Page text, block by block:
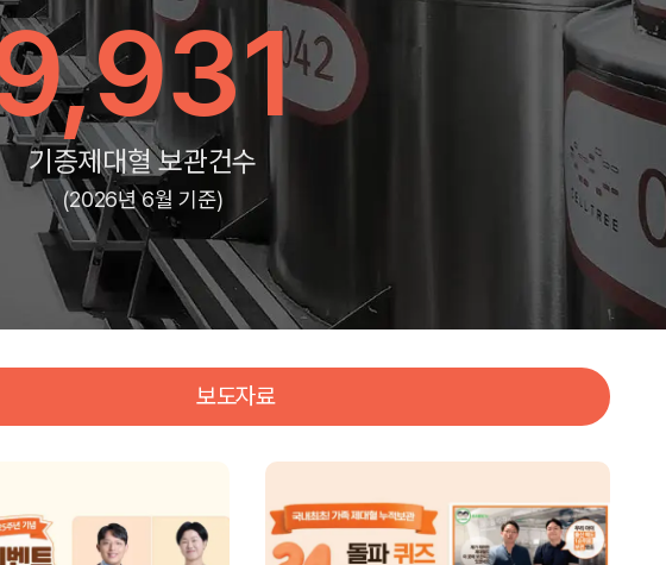
기증제대혈 보관건수
(2026년 6월 기준)
보도자료